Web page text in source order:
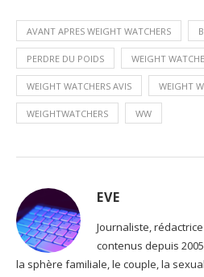
AVANT APRES WEIGHT WATCHERS
PERDRE DU POIDS WEIGHT
WEIGHT WATCHERS AVIS WEIGHT
WEIGHTWATCHERS WW
EVE
Journaliste,
contenus depuis
la sphère familiale, le couple, la